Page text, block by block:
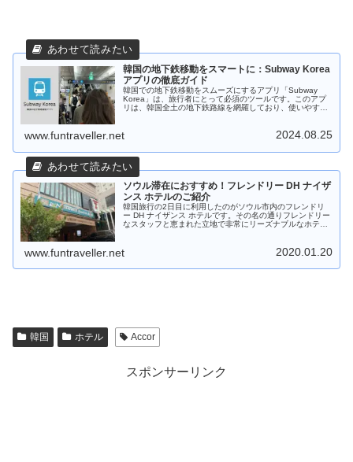
韓国の地下鉄移動をスマートに：Subway Korea
アプリの徹底ガイド
韓国での地下鉄移動をスムーズにするアプリ「Subway
Korea」は、旅行者にとって必須のツールです。このアプ
リは、韓国全土の地下鉄路線を網羅しており、使いやすさ
す。
www.funtraveller.net 2024.08.25
ソウル滞在におすすめ！フレンドリー DH ナイザ
ンス ホテルのご紹介
韓国旅行の2日目に利用したのがソウル市内のフレンドリ
ー DH ナイザンス ホテルです。その名の通りフレンドリー
なスタッフと恵まれた立地で非常にリーズナブルなホテル
www.funtraveller.net 2020.01.20
韓国 ホテル Accor
スポンサーリンク